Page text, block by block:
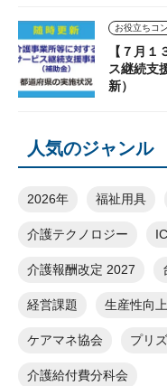
【７月
ス継続支
新）
人気のジャンル
2026年 福祉用具
介護テクノロジー
介護報酬改定 2027
経営課題 生産性向上
ケアマネ協会 プリ
介護給付費分科会